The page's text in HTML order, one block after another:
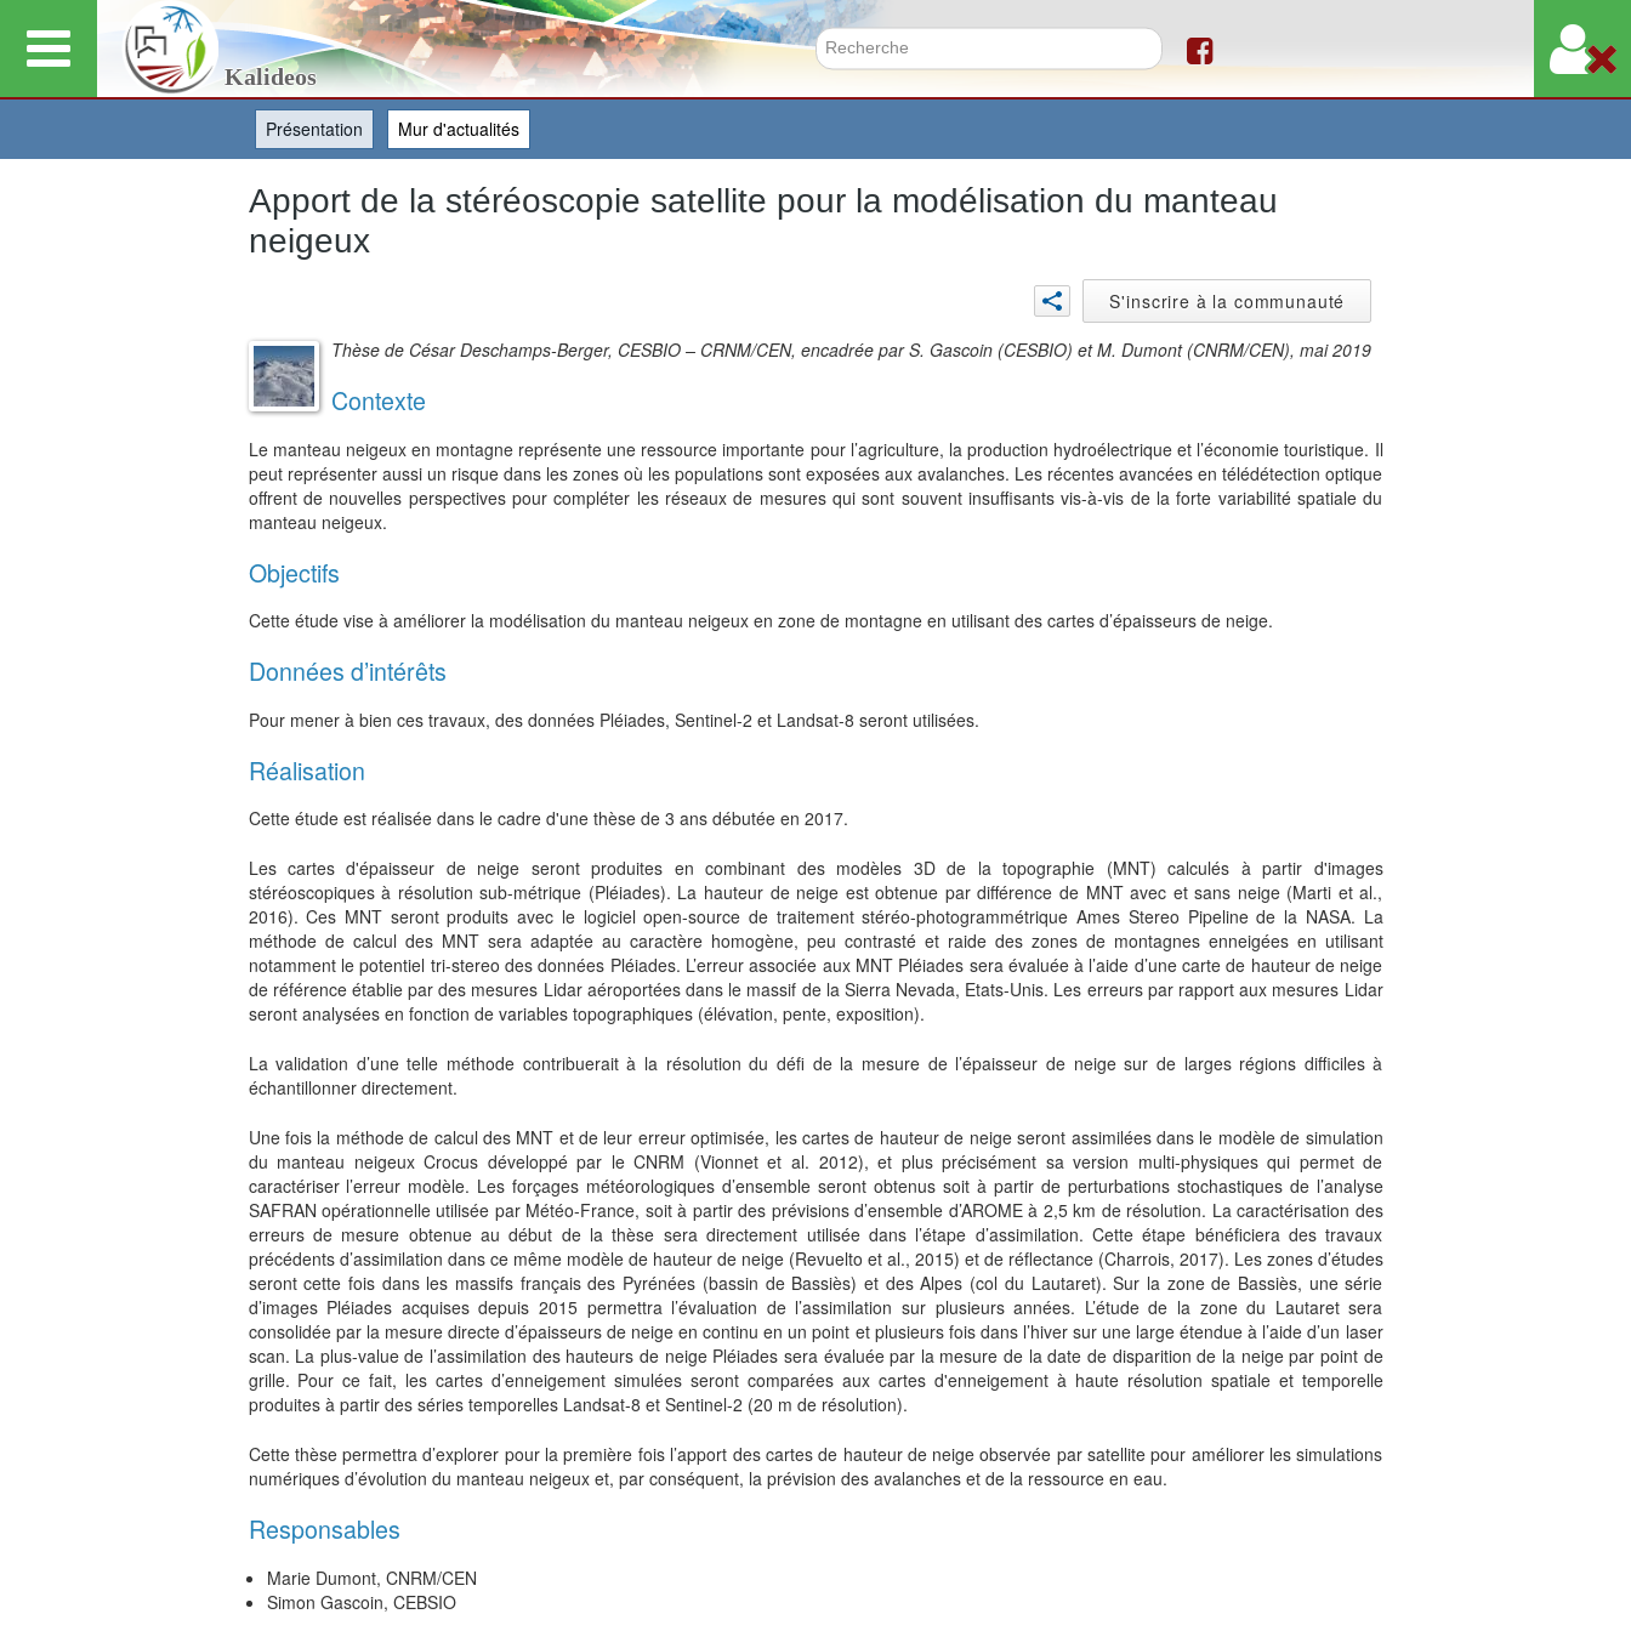
Aller
au
Kalideos
Formulaire de recherche
Présentation (onglet actif)
Mur d'actualités
Apport de la stéréoscopie satellite pour la modélisation du manteau
neigeux
S'inscrire à la communauté
Thèse de César Deschamps-Berger, CESBIO – CRNM/CEN, encadrée par S. Gascoin (CESBIO) et M. Dumont (CNRM/CEN), mai 2019
Contexte
Le manteau neigeux en montagne représente une ressource importante pour l’agriculture, la production hydroélectrique et l’économie touristique. Il
peut représenter aussi un risque dans les zones où les populations sont exposées aux avalanches. Les récentes avancées en télédétection optique
offrent de nouvelles perspectives pour compléter les réseaux de mesures qui sont souvent insuffisants vis-à-vis de la forte variabilité spatiale du
manteau neigeux.
Objectifs
Cette étude vise à améliorer la modélisation du manteau neigeux en zone de montagne en utilisant des cartes d’épaisseurs de neige.
Données d’intérêts
Pour mener à bien ces travaux, des données Pléiades, Sentinel-2 et Landsat-8 seront utilisées.
Réalisation
Cette étude est réalisée dans le cadre d'une thèse de 3 ans débutée en 2017.
Les cartes d'épaisseur de neige seront produites en combinant des modèles 3D de la topographie (MNT) calculés à partir d'images
stéréoscopiques à résolution sub-métrique (Pléiades). La hauteur de neige est obtenue par différence de MNT avec et sans neige (Marti et al.,
2016). Ces MNT seront produits avec le logiciel open-source de traitement stéréo-photogrammétrique Ames Stereo Pipeline de la NASA. La
méthode de calcul des MNT sera adaptée au caractère homogène, peu contrasté et raide des zones de montagnes enneigées en utilisant
notamment le potentiel tri-stereo des données Pléiades. L’erreur associée aux MNT Pléiades sera évaluée à l’aide d’une carte de hauteur de neige
de référence établie par des mesures Lidar aéroportées dans le massif de la Sierra Nevada, Etats-Unis. Les erreurs par rapport aux mesures Lidar
seront analysées en fonction de variables topographiques (élévation, pente, exposition).
La validation d’une telle méthode contribuerait à la résolution du défi de la mesure de l’épaisseur de neige sur de larges régions difficiles à
échantillonner directement.
Une fois la méthode de calcul des MNT et de leur erreur optimisée, les cartes de hauteur de neige seront assimilées dans le modèle de simulation
du manteau neigeux Crocus développé par le CNRM (Vionnet et al. 2012), et plus précisément sa version multi-physiques qui permet de
caractériser l’erreur modèle. Les forçages météorologiques d’ensemble seront obtenus soit à partir de perturbations stochastiques de l’analyse
SAFRAN opérationnelle utilisée par Météo-France, soit à partir des prévisions d’ensemble d’AROME à 2,5 km de résolution. La caractérisation des
erreurs de mesure obtenue au début de la thèse sera directement utilisée dans l’étape d’assimilation. Cette étape bénéficiera des travaux
précédents d’assimilation dans ce même modèle de hauteur de neige (Revuelto et al., 2015) et de réflectance (Charrois, 2017). Les zones d’études
seront cette fois dans les massifs français des Pyrénées (bassin de Bassiès) et des Alpes (col du Lautaret). Sur la zone de Bassiès, une série
d’images Pléiades acquises depuis 2015 permettra l’évaluation de l’assimilation sur plusieurs années. L’étude de la zone du Lautaret sera
consolidée par la mesure directe d’épaisseurs de neige en continu en un point et plusieurs fois dans l’hiver sur une large étendue à l’aide d’un laser
scan. La plus-value de l’assimilation des hauteurs de neige Pléiades sera évaluée par la mesure de la date de disparition de la neige par point de
grille. Pour ce fait, les cartes d’enneigement simulées seront comparées aux cartes d'enneigement à haute résolution spatiale et temporelle
produites à partir des séries temporelles Landsat-8 et Sentinel-2 (20 m de résolution).
Cette thèse permettra d’explorer pour la première fois l’apport des cartes de hauteur de neige observée par satellite pour améliorer les simulations
numériques d’évolution du manteau neigeux et, par conséquent, la prévision des avalanches et de la ressource en eau.
Responsables
Marie Dumont, CNRM/CEN
Simon Gascoin, CEBSIO